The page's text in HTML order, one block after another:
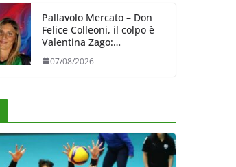
Pallavolo Mercato – Don
Felice Colleoni, il colpo è
Valentina Zago:
esperienza e oltre 5.000
punti al servizio di
07/08/2026